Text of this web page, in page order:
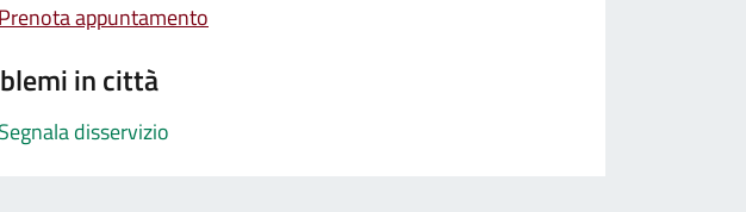
Prenota appuntamento
in città
Segnala disservizio